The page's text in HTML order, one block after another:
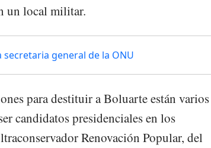
un local militar.
general de la ONU
para destituir a Boluarte están varios
candidatos presidenciales en los
Renovación Popular, del